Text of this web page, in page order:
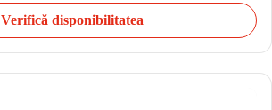
Verifică disponibilitatea